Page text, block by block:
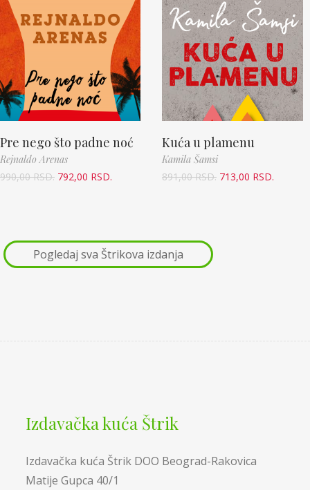
Pre nego što padne noć
Rejnaldo Arenas
990,00RSD. 792,00 RSD.
Kuća u plamenu
Kamila Šamsi
891,00RSD. 713,00 RSD.
Pogledaj sva Štrikova izdanja
Izdavačka kuća Štrik
Izdavačka kuća Štrik DOO Beograd-Rakovica
Matije Gupca 40/1